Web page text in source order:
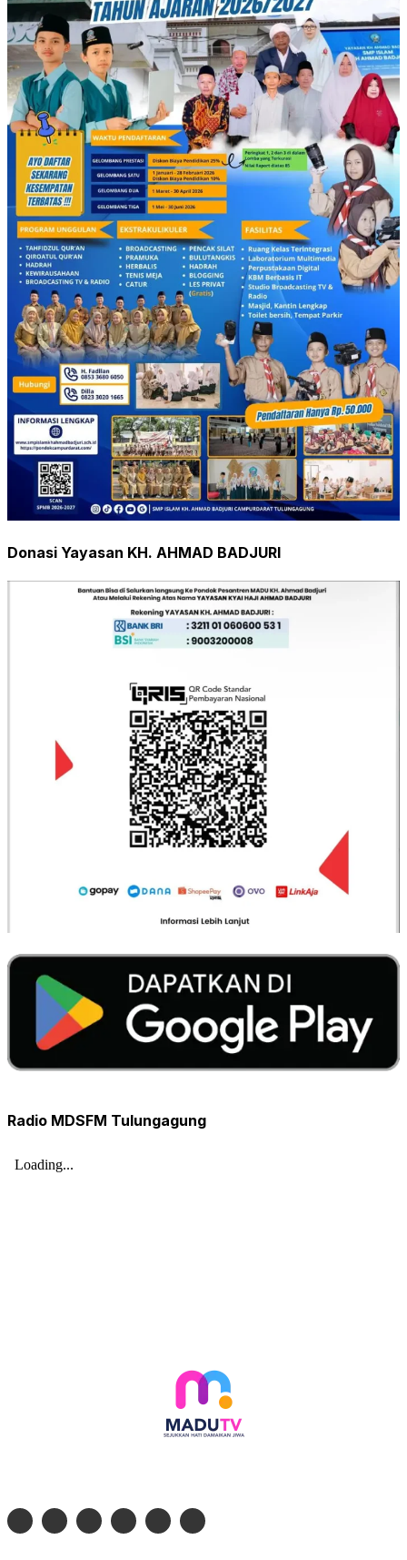
Donasi Yayasan KH. AHMAD BADJURI
Radio MDSFM Tulungagung